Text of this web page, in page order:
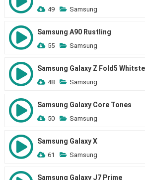
49 Samsung
Samsung A90 Rustling
55 Samsung
Samsung Galaxy Z Fold5 Whitste
48 Samsung
Samsung Galaxy Core Tones
50 Samsung
Samsung Galaxy X
61 Samsung
Samsung Galaxy J7 Prime